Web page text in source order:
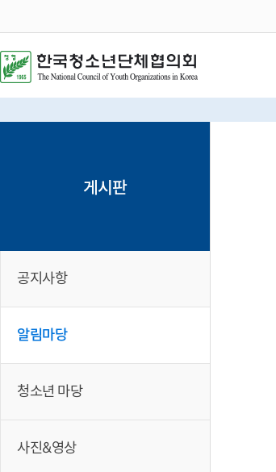
게시판
공지사항
알림마당
청소년 마당
사진&영상